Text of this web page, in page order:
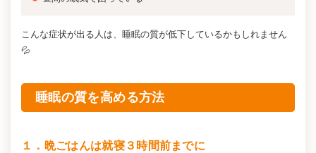
こんな症状が出る人は、睡眠の質が低下しているかもしれません
💦
睡眠の質を高める方法
１．晩ごはんは就寝３時間前までに